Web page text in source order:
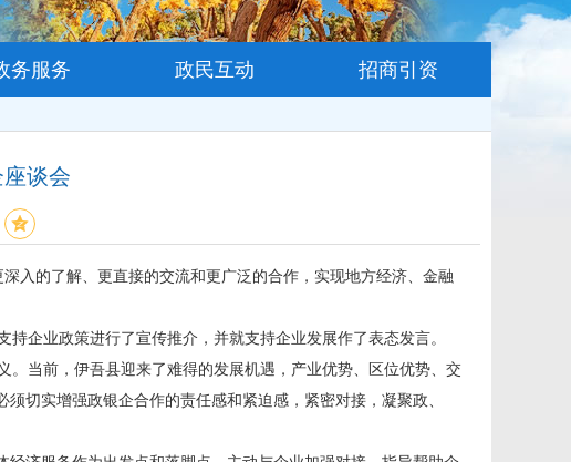
务服务 政民互动 招商引资
谈会
入的了解、更直接的交流和更广泛的合作，实现地方经济、金融
企业政策进行了宣传推介，并就支持企业发展作了表态发言。
当前，伊吾县迎来了难得的发展机遇，产业优势、区位优势、交
切实增强政银企合作的责任感和紧迫感，紧密对接，凝聚政、